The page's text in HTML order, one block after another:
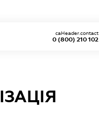
0 (800) 210 102
caHeader.contact